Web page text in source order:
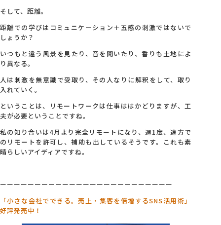
そして、距離。
距離での学びはコミュニケーション＋五感の刺激ではないで
しょうか？
いつもと違う風景を見たり、音を聞いたり、香りも土地によ
り異なる。
人は刺激を無意識で受取り、その人なりに解釈をして、取り
入れていく。
ということは、リモートワークは仕事ははかどりますが、工
夫が必要ということですね。
私の知り合いは4月より完全リモートになり、週1度、遠方で
のリモートを許可し、補助も出しているそうです。これも素
晴らしいアイディアですね。
ーーーーーーーーーーーーーーーーーーーーーーーーー
「小さな会社でできる。売上・集客を倍増するSNS活用術」
好評発売中！